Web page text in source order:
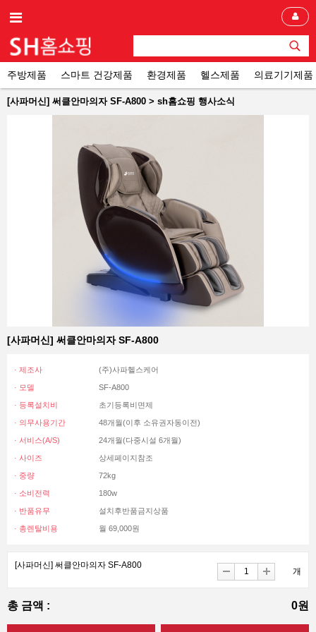
주방제품 스마트 건강제품 환경제품 헬스제품 의료기기제품
[사파머신] 써클안마의자 SF-A800 > sh홈쇼핑 행사소식
[사파머신] 써클안마의자 SF-A800
· 제조사 (주)사파헬스케어
· 모델 SF-A800
· 등록설치비 초기등록비면제
· 의무사용기간 48개월(이후 소유권자동이전)
· 서비스(A/S) 24개월(다중시설 6개월)
· 사이즈 상세페이지참조
· 중량 72kg
· 소비전력 180w
· 반품유무 설치후반품금지상품
· 총렌탈비용 월 69,000원
[사파머신] 써클안마의자 SF-A800
개
총 금액 : 0원